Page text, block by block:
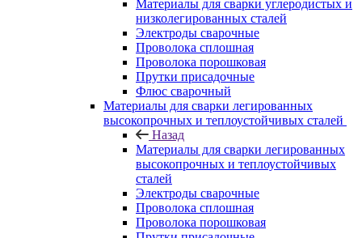
Материалы для сварки углеродистых и
низколегированных сталей
Электроды сварочные
Проволока сплошная
Проволока порошковая
Прутки присадочные
Флюс сварочный
Материалы для сварки легированных
высокопрочных и теплоустойчивых сталей
Назад
Материалы для сварки легированных
высокопрочных и теплоустойчивых
сталей
Электроды сварочные
Проволока сплошная
Проволока порошковая